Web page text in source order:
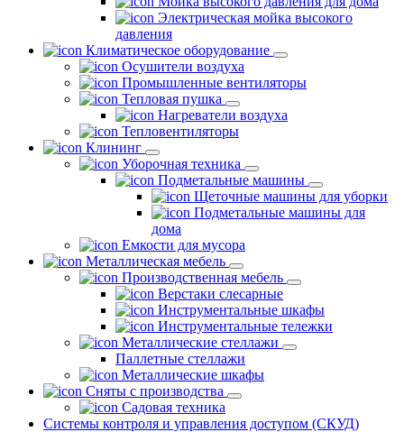
Электрическая мойка высокого
давления
Климатическое оборудование
Осушители воздуха
Промышленные вентиляторы
Тепловая пушка
Нагреватели воздуха
Тепловентиляторы
Клининг
Уборочная техника
Подметальные машины
Щеточные машины для уборки
Подметальные машины для
дома
Емкости для мусора
Металлическая мебель
Производственная мебель
Верстаки слесарные
Инструментальные шкафы
Инструментальные тележки
Металлические стеллажи
Паллетные стеллажи
Металлические шкафы
Сняты с производства
Садовая техника
Системы контроля и управления доступом (СКУД)